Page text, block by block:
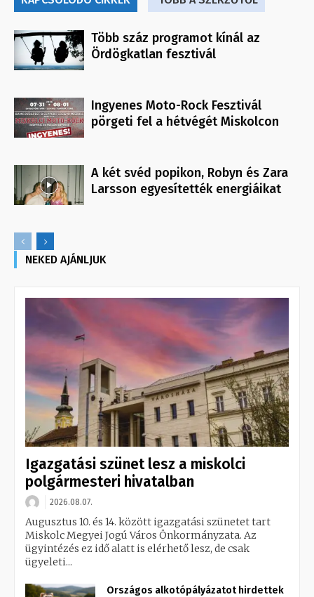
Több száz programot kínál az
Ördögkatlan fesztivál
Ingyenes Moto-Rock Fesztivál
pörgeti fel a hétvégét Miskolcon
A két svéd popikon, Robyn és Zara
Larsson egyesítették energiáikat
NEKED AJÁNLJUK
Igazgatási szünet lesz a miskolci
polgármesteri hivatalban
2026.08.07.
Augusztus 10. és 14. között igazgatási szünetet tart
Miskolc Megyei Jogú Város Önkormányzata. Az
ügyintézés ez idő alatt is elérhető lesz, de csak
ügyeleti...
Országos alkotópályázatot hirdettek